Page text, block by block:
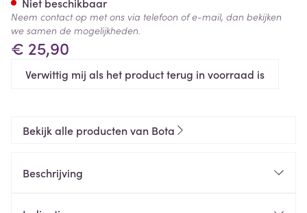
€ 25,90
Verwittig mij als het product terug in voorraad is
Neem contact op met ons via telefoon of e-mail, dan bekijken
we samen de mogelijkheden.
Bekijk alle producten van Bota
Beschrijving